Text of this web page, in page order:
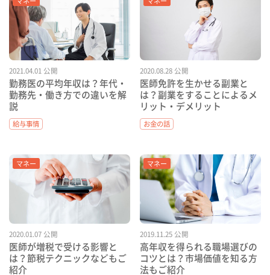
2021.04.01 公開
勤務医の平均年収は？年代・
勤務先・働き方での違いを解
説
給与事情
2020.08.28 公開
医師免許を生かせる副業と
は？副業をすることによるメ
リット・デメリット
お金の話
マネー
2020.01.07 公開
医師が増税で受ける影響と
は？節税テクニックなどもご
紹介
マネー
2019.11.25 公開
高年収を得られる職場選びの
コツとは？市場価値を知る方
法もご紹介